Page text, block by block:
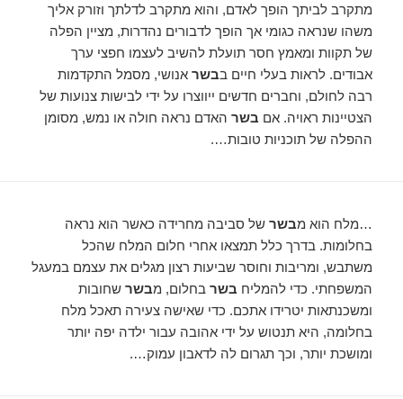
מתקרב לביתך הופך לאדם, והוא מתקרב לדלתך וזורק אליך
משהו שנראה כגומי אך הופך לדבורים נהדרות, מציין הפלה
של תקוות ומאמץ חסר תועלת להשיב לעצמו חפצי ערך
אבודים. לראות בעלי חיים בבשר אנושי, מסמל התקדמות
רבה לחולם, וחברים חדשים ייווצרו על ידי לבישות צנועות של
הצטיינות ראויה. אם בשר האדם נראה חולה או נמש, מסומן
ההפלה של תוכניות טובות….
…מלח הוא מבשר של סביבה מחרידה כאשר הוא נראה
בחלומות. בדרך כלל תמצאו אחרי חלום המלח שהכל
משתבש, ומריבות וחוסר שביעות רצון מגלים את עצמם במעגל
המשפחתי. כדי להמליח בשר בחלום, מבשר שחובות
ומשכנתאות יטרידו אתכם. כדי שאישה צעירה תאכל מלח
בחלומה, היא תנטוש על ידי אהובה עבור ילדה יפה יותר
ומושכת יותר, וכך תגרום לה לדאבון עמוק….